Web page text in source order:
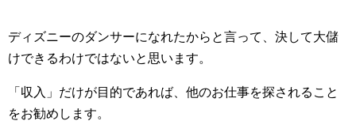
ディズニーのダンサーになれたからと言って、決して大儲
けできるわけではないと思います。
「収入」だけが目的であれば、他のお仕事を探されること
をお勧めします。